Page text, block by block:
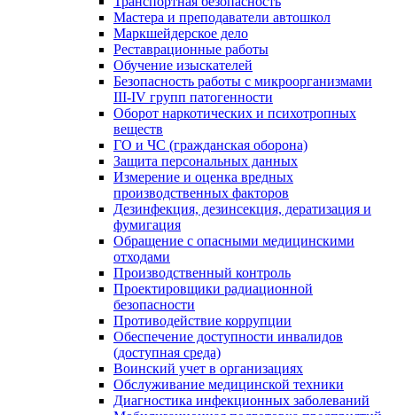
Мастера и преподаватели автошкол
Маркшейдерское дело
Реставрационные работы
Обучение изыскателей
Безопасность работы с микроорганизмами
III-IV групп патогенности
Оборот наркотических и психотропных
веществ
ГО и ЧС (гражданская оборона)
Защита персональных данных
Измерение и оценка вредных
производственных факторов
Дезинфекция, дезинсекция, дератизация и
фумигация
Обращение с опасными медицинскими
отходами
Производственный контроль
Проектировщики радиационной
безопасности
Противодействие коррупции
Обеспечение доступности инвалидов
(доступная среда)
Воинский учет в организациях
Обслуживание медицинской техники
Диагностика инфекционных заболеваний